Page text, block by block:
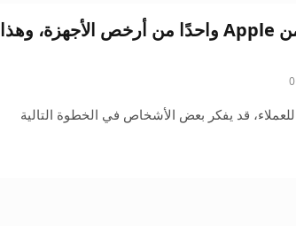
سيكون هاتف iPhone القادم من Apple واحدًا من أرخص الأجهزة، وهذا
0
الآن بعد أن تم إصدار تشكيلة iPhone 16 للعملاء، قد يفكر بعض الأشخاص في الخطوة التالية